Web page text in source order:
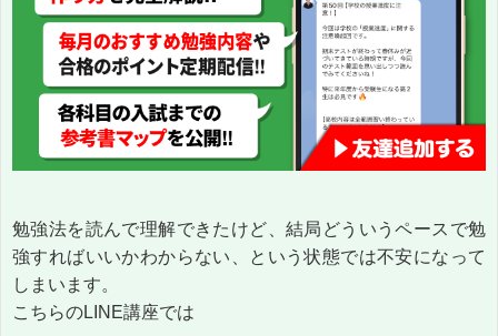
勉強法を読んで理解できたけど、結局どういうペースで勉
強すればいいかわからない、という状態では不安になって
しまいます。
こちらのLINE講座では